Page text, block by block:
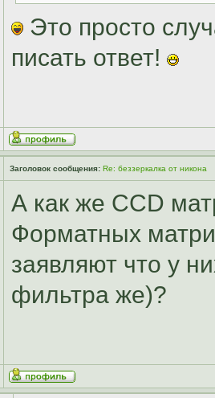
Это просто
писать ответ!
Заголовок сообщения: Re: беззеркалка от никона
А как же CCD
Форматных
заявляют что у
фильтра же)?